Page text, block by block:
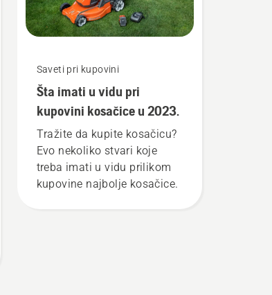
Saveti pri kupovini
Šta imati u vidu pri
kupovini kosačice u 2023.
Tražite da kupite kosačicu?
Evo nekoliko stvari koje
treba imati u vidu prilikom
kupovine najbolje kosačice.